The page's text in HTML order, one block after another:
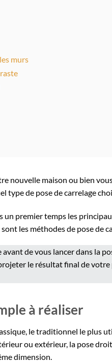
murs
nouvelle maison ou bien
type de pose de carrelage
premier temps les
les méthodes de pose de
avant de vous lancer dans la
le résultat final de
à réaliser
le traditionnel le plus
ou extérieur, la pose
dimension.